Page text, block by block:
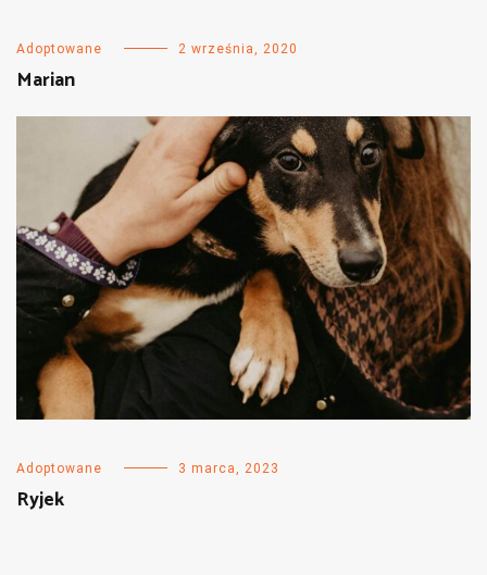
Adoptowane 2 września, 2020
Marian
Adoptowane 3 marca, 2023
Ryjek